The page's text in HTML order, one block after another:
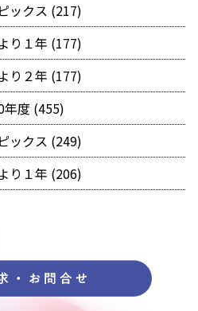
ックス (217)
り１年 (177)
り２年 (177)
年度 (455)
ックス (249)
り１年 (206)